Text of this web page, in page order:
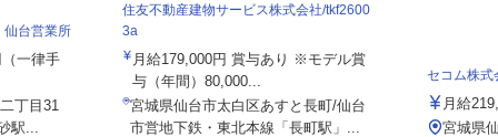
台営業所
一律手
丁目31
駅...
住友不動産建物サービス株式会社/tkf2600
3a
月給179,000円 賞与あり ※モデル賞
与（年間）80,000...
宮城県仙台市太白区あすと長町/仙台
市営地下鉄・東北本線「長町駅」...
セコム株式
月給
宮城県